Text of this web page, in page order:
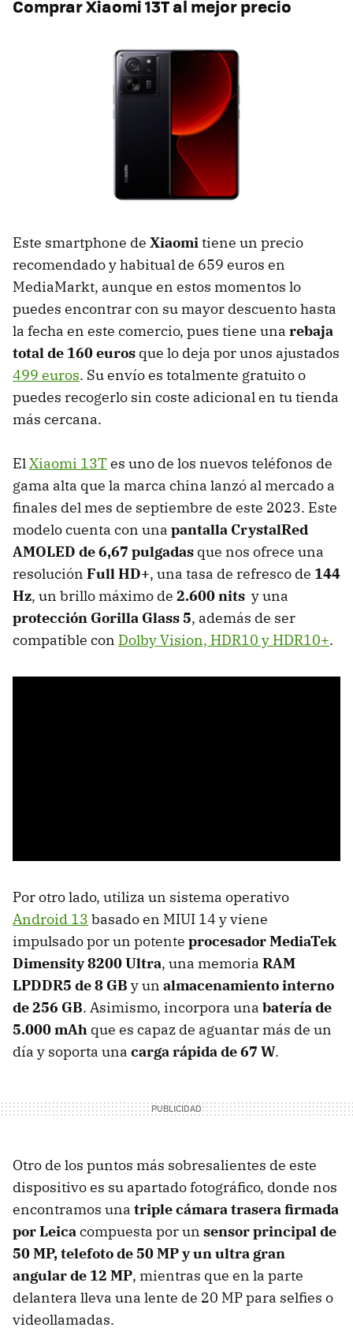
ComprarXiaomi 13T al mejor precio
Este smartphone de Xiaomitiene un precio
recomendado y habitual de 659 euros en
MediaMarkt, aunque en estos momentos lo
puedes encontrar con su mayor descuento hasta
la fecha en este comercio, pues tiene una rebaja
total de 160 euros que lo deja por unos ajustados
499 euros. Su envío es totalmente gratuito o
puedes recogerlo sin coste adicional en tu tienda
más cercana.
ElXiaomi 13Tes uno de los nuevos teléfonos de
gama alta que la marca china lanzó al mercado a
finales del mes de septiembre de este 2023. Este
modelo cuenta con una pantalla CrystalRed
AMOLED de 6,67 pulgadas que nos ofrece una
resolución Full HD+, una tasa de refresco de 144
Hz, un brillo máximo de 2.600 nits y una
protección Gorilla Glass 5, además de ser
compatible con Dolby Vision, HDR10 y HDR10+.
Por otro lado, utiliza un sistema operativo
Android 13 basado en MIUI 14 y viene
impulsado por un potente procesador MediaTek
Dimensity 8200 Ultra, una memoria RAM
LPDDR5 de 8 GB y un almacenamiento interno
de 256 GB. Asimismo, incorpora una batería de
5.000 mAh que es capaz de aguantar más de un
día y soporta una carga rápida de 67 W.
Otro de los puntos más sobresalientes de este
dispositivo es su apartado fotográfico, donde nos
encontramos una triple cámara trasera firmada
por Leicacompuesta por un sensor principal de
50 MP, telefoto de 50 MP y un ultra gran
angular de 12 MP, mientras que en la parte
delantera lleva una lente de 20 MP para selfies o
videollamadas.